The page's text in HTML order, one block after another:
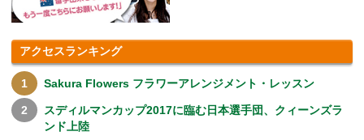
アクセスランキング
Sakura Flowers フラワーアレンジメント・レッスン
スディルマンカップ2017に臨む日本選手団、クィーンズラ
ンド上陸